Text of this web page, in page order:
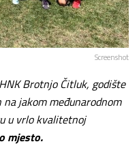
Screenshot
HNK Brotnjo Čitluk, godište
jakom međunarodnom
u vrlo kvalitetnoj
mjesto.